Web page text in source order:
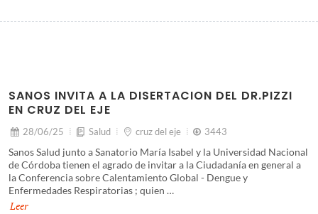
SANOS INVITA A LA DISERTACION DEL DR.PIZZI
EN CRUZ DEL EJE
28/06/25 Salud cruz del eje 3443
Sanos Salud junto a Sanatorio María Isabel y la Universidad Nacional
de Córdoba tienen el agrado de invitar a la Ciudadanía en general a
la Conferencia sobre Calentamiento Global - Dengue y
Enfermedades Respiratorias ; quien …
Leer